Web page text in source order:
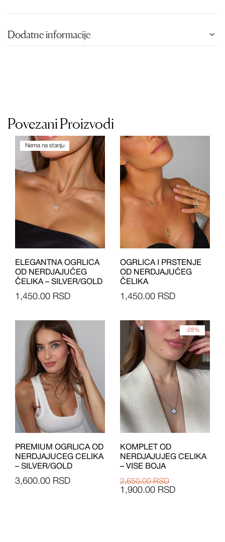
Dodatne informacije
Povezani Proizvodi
Nema na stanju
ELEGANTNA OGRLICA
OD NERDJAJUĆEG
ČELIKA – SILVER/GOLD
1,450.00 RSD
OGRLICA I PRSTENJE
OD NERDJAJUĆEG
ČELIKA
1,450.00 RSD
PREMIUM OGRLICA OD
NERDJAJUCEG CELIKA
– SILVER/GOLD
3,600.00 RSD
-28%
KOMPLET OD
NERDJAJUJEG CELIKA
– VISE BOJA
2,650.00RSD
1,900.00 RSD